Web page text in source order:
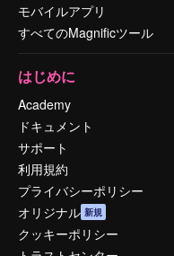
モバイルアプリ
すべてのMagnificツール
はじめに
Academy
ドキュメント
サポート
利用規約
プライバシーポリシー
オリジナル 新規
クッキーポリシー